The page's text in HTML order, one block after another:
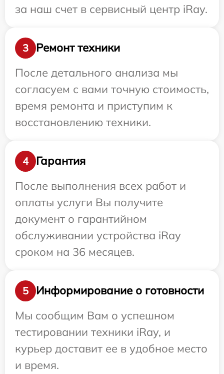
за наш счет в сервисный центр iRay.
3
Ремонт техники
После детального анализа мы
согласуем с вами точную стоимость,
время ремонта и приступим к
восстановлению техники.
4
Гарантия
После выполнения всех работ и
оплаты услуги Вы получите
документ о гарантийном
обслуживании устройства iRay
сроком на 36 месяцев.
5
Информирование о готовности
Мы сообщим Вам о успешном
тестировании техники iRay, и
курьер доставит ее в удобное место
и время.